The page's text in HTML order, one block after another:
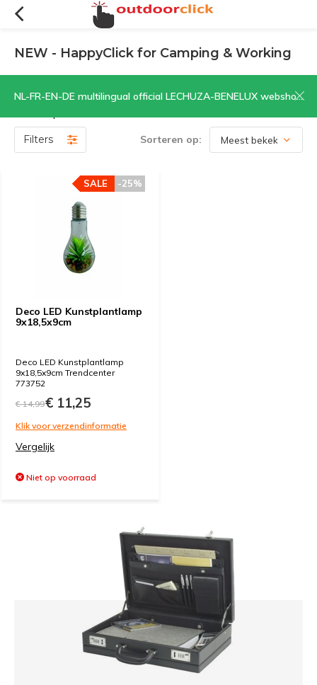
NL-FR-EN-DE multilingual official LECHUZA-BENELUX webshop | CLICK HERE NOW!
NEW - HappyClick for Camping & Working
Filters Sorteren op:
Deco LED Kunstplantlamp
9x18,5x9cm
-25%
SALE
Deco LED Kunstplantlamp
9x18,5x9cm Trendcenter
773752
€ 14,99€ 11,25
Klik voor verzendinformatie
Vergelijk
Niet op voorraad